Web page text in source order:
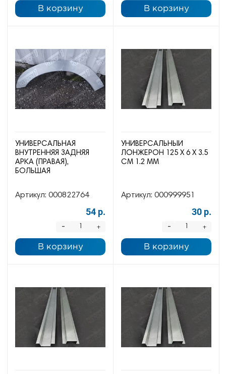
В корзину В корзину
УНИВЕРСАЛЬНАЯ
ВНУТРЕННЯЯ ЗАДНЯЯ
АРКА (ПРАВАЯ),
БОЛЬШАЯ
Артикул: 000822764
54 р.
+
-
В корзину
УНИВЕРСАЛЬНЫЙ
ЛОНЖЕРОН 125 Х 6 Х 3.5
СМ 1.2 ММ
Артикул: 000999951
30 р.
+
-
В корзину